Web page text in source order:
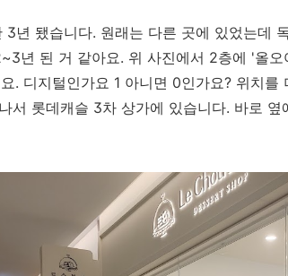
3년 됐습니다. 원래는 다른 곳에 있었는데
년 된 거 같아요. 위 사진에서 2층에 '올
. 디지털인가요 1 아니면 0인가요? 위치를
서 롯데캐슬 3차 상가에 있습니다. 바로